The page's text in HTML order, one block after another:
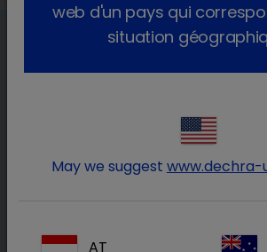
Une approche
web d'un pays qui
situation
May we suggest www.dechra-
AT